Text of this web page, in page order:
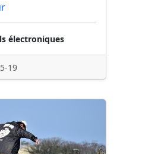
électroniques
19